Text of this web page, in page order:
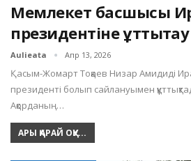
Мемлекет басшысы
президентіне
Aulieata Апр 13, 2026
Қасым-Жомарт Тоқаев Низар Амидиді
президенті болып сайлануымен
Ақорданың…
АРЫ ҚАРАЙ ОҚУ...